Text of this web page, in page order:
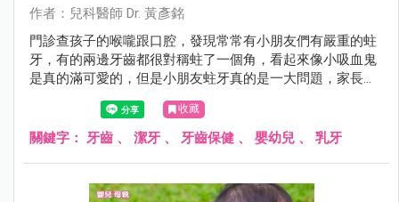
作者：兒科醫師 Dr. 黃彥銘
門診查孩子的喉嚨跟口腔，發現常常有小朋友們有嚴重的蛀
牙，有的兩邊牙齒都很對稱蛀了一個角，看起來像小吸血鬼
是真的滿可愛的，但是小朋友蛀牙真的是一大問題，家長可
能不能輕忽！在此統整一下常見的疑問與錯誤觀念讓大家參
收藏
關鍵字： 牙齒 、 潔牙 、 牙齒保健 、 嬰幼兒 、 乳牙